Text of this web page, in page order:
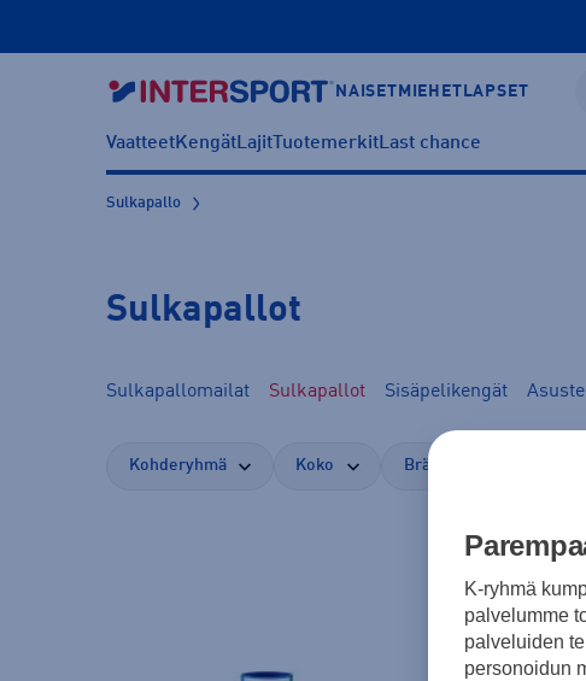
NAISET MIEHET LAPSET
VaatteetKengätLajitTuotemerkitLast chance
Sulkapallo
Sulkapallot
Sulkapallomailat Sulkapallot Sisäpelikengät
Kohderyhmä Koko Brändi
K-ryhmä
palvelumme
palveluiden
personoidun